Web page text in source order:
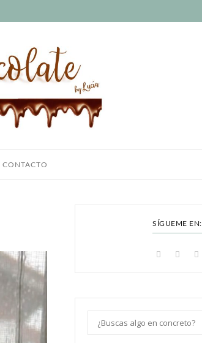
CONTACTO
SÍGUEME EN: